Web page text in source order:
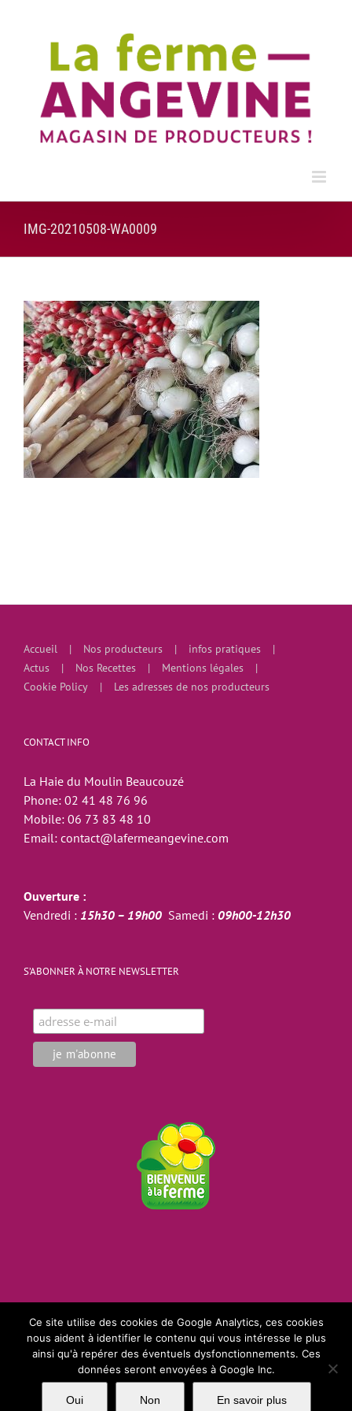
IMG-20210508-WA0009
Accueil Nos producteurs
infos pratiques
Actus
Nos Recettes
Mentions légales
Cookie Policy
Les adresses de nos producteurs
CONTACT INFO
La Haie du Moulin Beaucouzé
Phone: 02 41 48 76 96
Mobile: 06 73 83 48 10
Email: contact@lafermeangevine.com
Ouverture :
Vendredi : 15h30 – 19h00 Samedi : 09h00-12h30
S’ABONNER À NOTRE NEWSLETTER
Copyright 2017 SARL La Ferme Angevine | Tous droits réservés | Création
Matya
Facebook
Ce site utilise des cookies de Google Analytics, ces cookies
nous aident à identifier le contenu qui vous intéresse le plus
ainsi qu'à repérer des éventuels dysfonctionnements. Ces
données seront envoyées à Google Inc.
Oui Non En savoir plus